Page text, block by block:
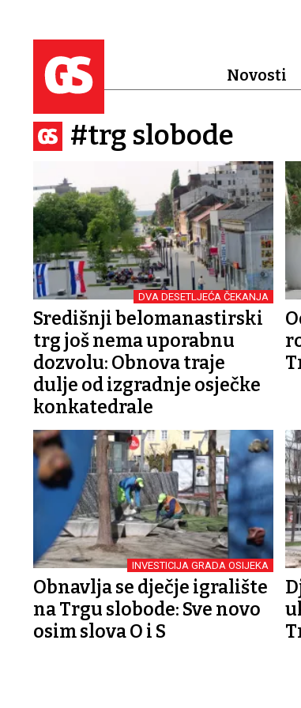
Novosti
#trg slobode
DVA DESETLJEĆA ČEKANJA
Središnji belomanastirski
trg još nema uporabnu
dozvolu: Obnova traje
dulje od izgradnje osječke
konkatedrale
INVESTICIJA GRADA OSIJEKA
Obnavlja se dječje igralište
na Trgu slobode: Sve novo
osim slova O i S